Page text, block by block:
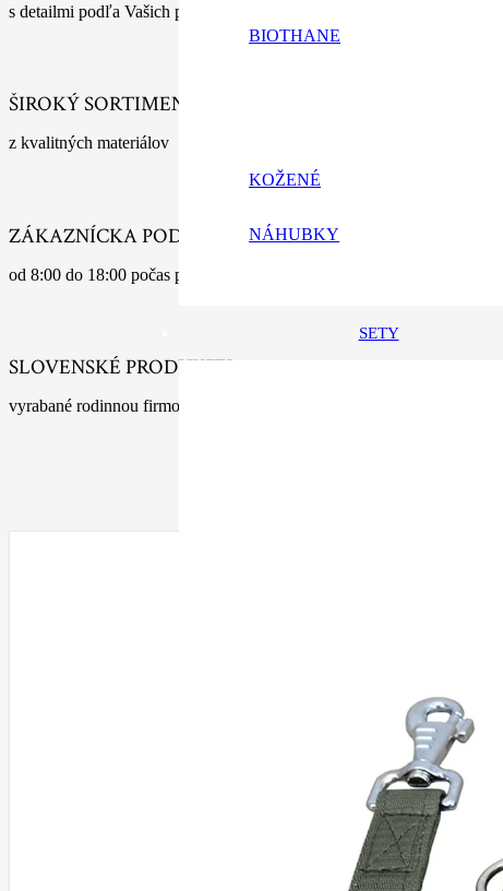
BIOTHANE
KOŽENÉ
NÁHUBKY
SETY
s detailmi podľa Vašich predstáv
ŠIROKÝ SORTIMENT
z kvalitných materiálov
ZÁKAZNÍCKA PODPORA
od 8:00 do 18:00 počas pracovných dní
SLOVENSKÉ PRODUKTY
vyrabané rodinnou firmou s tradíciou